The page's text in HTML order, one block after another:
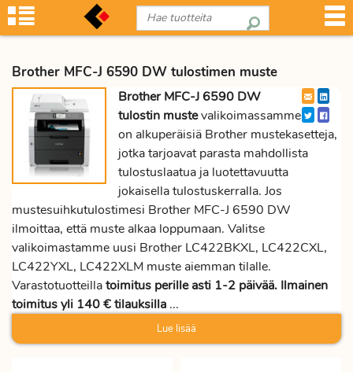
Brother MFC-J 6590 DW tulostimen muste
Brother MFC-J 6590 DW
tulostin mustevalikoimassamme
on alkuperäisiä Brother mustekasetteja,
jotka tarjoavat parasta mahdollista
tulostuslaatua ja luotettavuutta
jokaisella tulostuskerralla. Jos
mustesuihkutulostimesi Brother MFC-J 6590 DW
ilmoittaa, että muste alkaa loppumaan. Valitse
valikoimastamme uusi Brother LC422BKXL, LC422CXL,
LC422YXL, LC422XLM muste aiemman tilalle.
Varastotuotteillatoimitus perille asti 1-2 päivää. Ilmainen
toimitus yli 140 € tilauksilla ...
Lue lisää